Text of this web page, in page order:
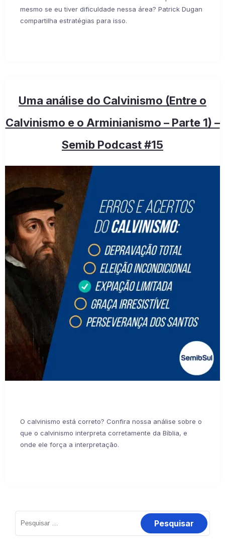
mesmo se eu tiver dificuldade nessa área? Patrick Dugan
compartilha estratégias para isso.
Uma análise do Calvinismo (Entre o
Calvinismo e o Arminianismo – Parte 1) –
Semib Podcast #15
O calvinismo está correto? Confira nossa análise sobre o
que o calvinismo interpreta corretamente da Bíblia, e
onde ele força a interpretação.
Pesquisar
por: